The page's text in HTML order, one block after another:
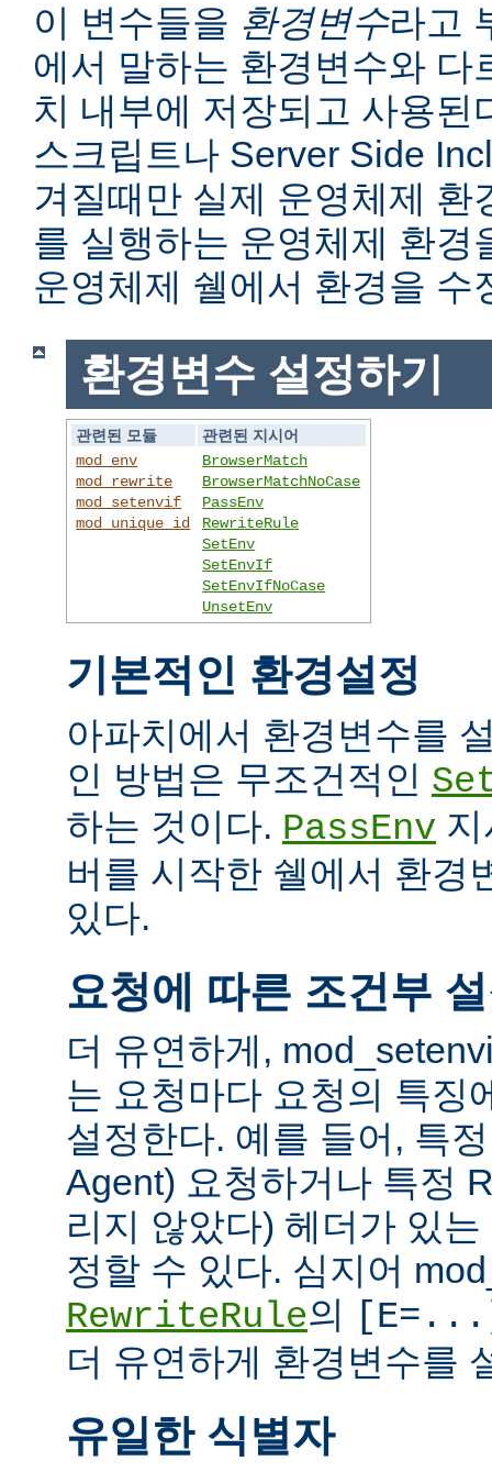
이 변수들을 환경변수라고
에서 말하는 환경변수와 다
치 내부에 저장되고 사용된
스크립트나 Server Side
겨질때만 실제 운영체제 환
를 실행하는 운영체제 환경
운영체제 쉘에서 환경을 수
환경변수 설정하기
관련된 모듈
관련된 지시어
mod_env
mod_rewrite
mod_setenvif
mod_unique_id
BrowserMatch
BrowserMatchNoCase
PassEnv
RewriteRule
SetEnv
SetEnvIf
SetEnvIfNoCase
UnsetEnv
기본적인 환경설정
아파치에서 환경변수를
인 방법은 무조건적인
하는 것이다. PassEnv
버를 시작한 쉘에서 환경
있다.
요청에 따른 조건부
더 유연하게,
는 요청마다 요청의 특징
설정한다. 예를 들어, 특
Agent) 요청하거나 특정
리지 않았다) 헤더가 있
정할 수 있다. 심지어
RewriteRule의
더 유연하게 환경변수를
유일한 식별자